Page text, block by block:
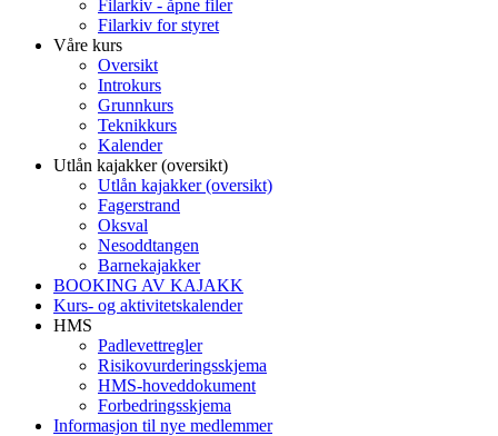
Filarkiv - åpne filer
Filarkiv for styret
Våre kurs
Oversikt
Introkurs
Grunnkurs
Teknikkurs
Kalender
Utlån kajakker (oversikt)
Utlån kajakker (oversikt)
Fagerstrand
Oksval
Nesoddtangen
Barnekajakker
BOOKING AV KAJAKK
Kurs- og aktivitetskalender
HMS
Padlevettregler
Risikovurderingsskjema
HMS-hoveddokument
Forbedringsskjema
Informasjon til nye medlemmer